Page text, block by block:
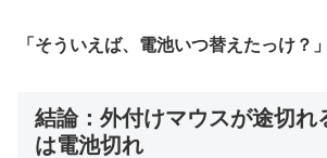
「そういえば、電池いつ替えたっけ？」
結論：外付けマウスが途切れ
は電池切れ